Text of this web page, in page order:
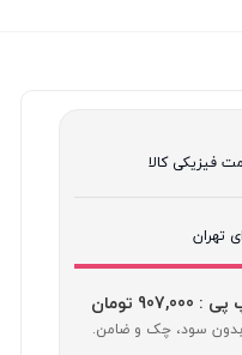
فیزیکی کالا
تهران
تومان